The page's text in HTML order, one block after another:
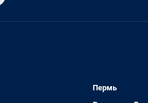
Пермь